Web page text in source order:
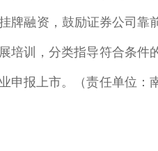
牌融资，鼓励证券公司靠
培训，分类指导符合条件
申报上市。（责任单位：